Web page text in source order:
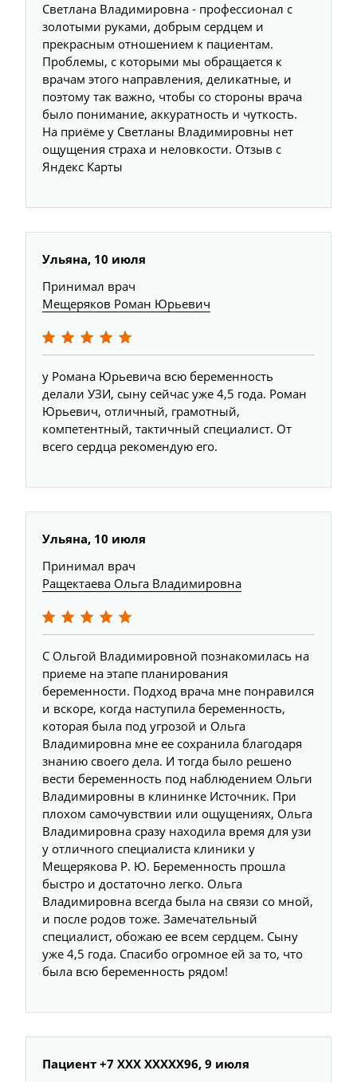
Светлана Владимировна - профессионал с
золотыми руками, добрым сердцем и
прекрасным отношением к пациентам.
Проблемы, с которыми мы обращается к
врачам этого направления, деликатные, и
поэтому так важно, чтобы со стороны врача
было понимание, аккуратность и чуткость.
На приёме у Светланы Владимировны нет
ощущения страха и неловкости. Отзыв с
Яндекс Карты
Ульяна, 10 июля
Принимал врач
Мещеряков Роман Юрьевич
у Романа Юрьевича всю беременность
делали УЗИ, сыну сейчас уже 4,5 года. Роман
Юрьевич, отличный, грамотный,
компетентный, тактичный специалист. От
всего сердца рекомендую его.
Ульяна, 10 июля
Принимал врач
Ращектаева Ольга Владимировна
С Ольгой Владимировной познакомилась на
приеме на этапе планирования
беременности. Подход врача мне понравился
и вскоре, когда наступила беременность,
которая была под угрозой и Ольга
Владимировна мне ее сохранила благодаря
знанию своего дела. И тогда было решено
вести беременность под наблюдением Ольги
Владимировны в клининке Источник. При
плохом самочувствии или ощущениях, Ольга
Владимировна сразу находила время для узи
у отличного специалиста клиники у
Мещерякова Р. Ю. Беременность прошла
быстро и достаточно легко. Ольга
Владимировна всегда была на связи со мной,
и после родов тоже. Замечательный
специалист, обожаю ее всем сердцем. Сыну
уже 4,5 года. Спасибо огромное ей за то, что
была всю беременность рядом!
Пациент +7 ХХХ ХХХХХ96, 9 июля